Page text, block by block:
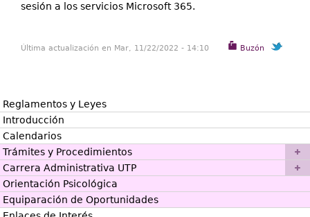
sesión a los servicios Microsoft 365.
Buzón
Última actualización en Mar, 11/22/2022 - 14:10
Reglamentos y Leyes
Introducción
Calendarios
Trámites y Procedimientos
Carrera Administrativa UTP
Orientación Psicológica
Equiparación de Oportunidades